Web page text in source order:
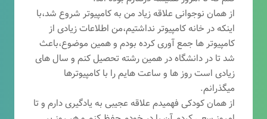
از همان نوجوانی علاقه زیاد من به کامپیوتر شروع شد،با
اینکه در خانه کامپیوتر نداشتیم،من اطلاعات زیادی از
کامپیوتر ها جمع آوری کرده بودم و همین موضوع،باعث
شد تا در دانشگاه در همین رشته تحصیل کنم و سال های
زیادی است روز ها و ساعت هایم را با کامپیوترها
میگذرانم.
از همان کودکی فهمیدم علاقه عجیبی به یادگیری دارم و تا